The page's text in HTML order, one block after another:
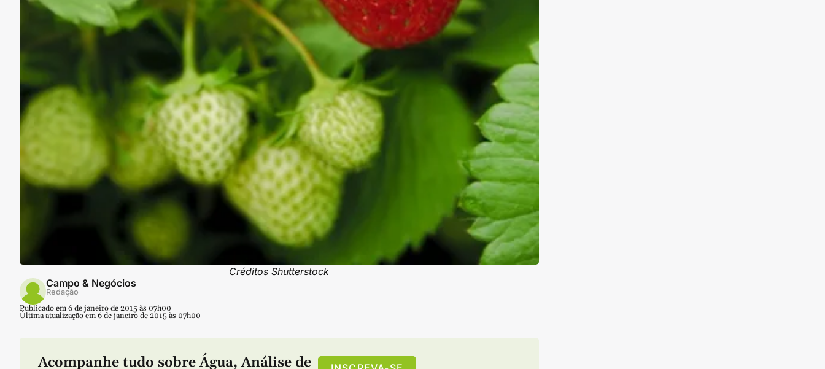
Créditos Shutterstock
Campo & Negócios
Redação
Publicado em 6 de janeiro de 2015 às 07h00
Última atualização em 6 de janeiro de 2015 às 07h00
Acompanhe tudo sobre Água, Análise de